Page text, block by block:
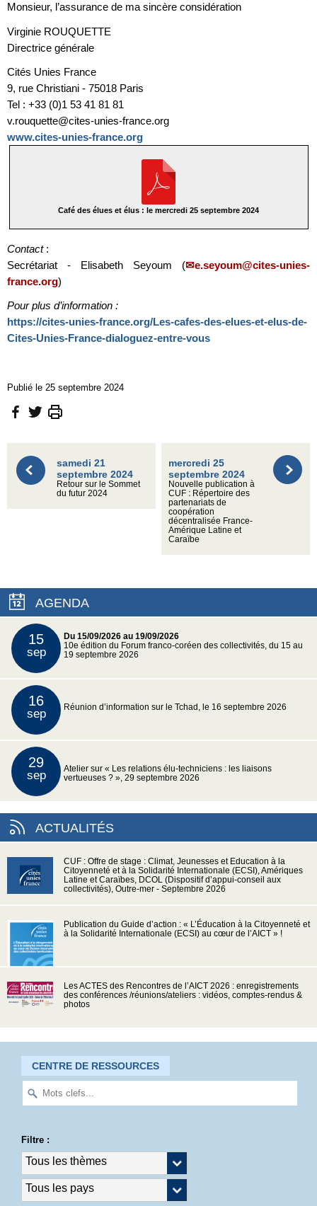
Monsieur, l’assurance de ma sincère considération
Virginie ROUQUETTE
Directrice générale
Cités Unies France
9, rue Christiani - 75018 Paris
Tel : +33 (0)1 53 41 81 81
v.rouquette@cites-unies-france.org
www.cites-unies-france.org
Café des élues et élus : le mercredi 25 septembre 2024
Contact:
Secrétariat - Elisabeth Seyoum (
e.seyoum@cites-unies-
france.org)
Pour plus d’information :
https://cites-unies-france.org/Les-cafes-des-elues-et-elus-de-
Cites-Unies-France-dialoguez-entre-vous
Publié le 25 septembre 2024
samedi 21
septembre 2024
Retour sur le Sommet
du futur 2024
mercredi 25
septembre 2024
Nouvelle publication à
CUF : Répertoire des
partenariats de
coopération
décentralisée France-
Amérique Latine et
Caraïbe
AGENDA
15
sep
Du 15/09/2026 au 19/09/2026
10e édition du Forum franco-coréen des collectivités, du 15 au
19 septembre 2026
16
sep Réunion d’information sur le Tchad, le 16 septembre 2026
29
sep
Atelier sur « Les relations élu-techniciens : les liaisons
vertueuses ? », 29 septembre 2026
ACTUALITÉS
CUF : Offre de stage : Climat, Jeunesses et Education à la
Citoyenneté et à la Solidarité Internationale (ECSI), Amériques
Latine et Caraïbes, DCOL (Dispositif d’appui-conseil aux
collectivités), Outre-mer - Septembre 2026
Publication du Guide d’action : « L’Éducation à la Citoyenneté et
à la Solidarité Internationale (ECSI) au cœur de l’AICT » !
Les ACTES des Rencontres de l’AICT 2026 : enregistrements
des conférences /réunions/ateliers : vidéos, comptes-rendus &
photos
CENTRE DE RESSOURCES
Filtre :